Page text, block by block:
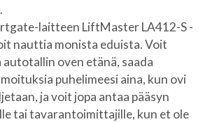
laitteen LiftMaster LA412-S -
nauttia monista eduista. Voit
autotallin oven etänä, saada
puhelimeesi aina, kun ovi
ja voit jopa antaa pääsyn
tai tavarantoimittajille, kun et ole